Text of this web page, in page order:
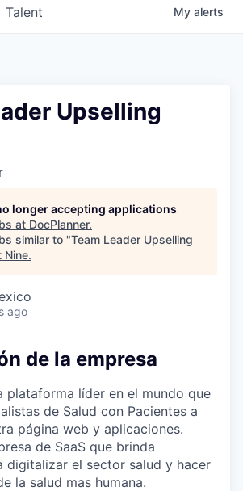
Talent My alerts
Upselling
longer accepting applications
at DocPlanner.
similar to "Team Leader Upselling
Nine.
ago
de la empresa
plataforma líder en el mundo que
de Salud con Pacientes a
página web y aplicaciones.
de SaaS que brinda
digitalizar el sector salud y hacer
la salud mas humana.